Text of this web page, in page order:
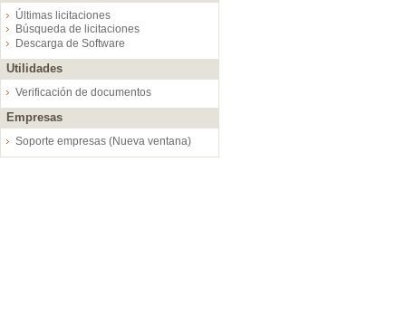
Últimas licitaciones
Búsqueda de licitaciones
Descarga de Software
Utilidades
Verificación de documentos
Empresas
Soporte empresas (Nueva ventana)